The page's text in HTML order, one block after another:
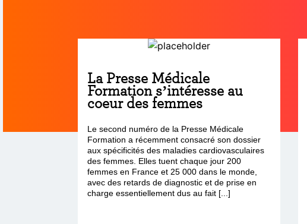
La Presse Médicale
Formation s’intéresse au
coeur des femmes
Le second numéro de la Presse Médicale
Formation a récemment consacré son dossier
aux spécificités des maladies cardiovasculaires
des femmes. Elles tuent chaque jour 200
femmes en France et 25 000 dans le monde,
avec des retards de diagnostic et de prise en
charge essentiellement dus au fait [...]